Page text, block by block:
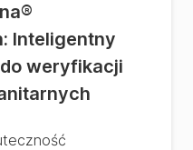
®
Inteligentny
weryfikacji